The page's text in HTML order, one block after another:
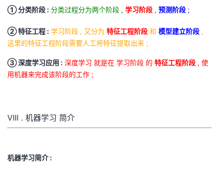
① 分类阶段 : 分类过程分为两个阶段 , 学习阶段 , 预测阶段 ;
② 特征工程 : 学习阶段 , 又分为 特征工程阶段 和 模型建立阶段 ,
这里的特征工程阶段需要人工将特征提取出来 ;
③ 深度学习应用 : 深度学习 就是在 学习阶段 的 特征工程阶段 , 使
用机器来完成该阶段的工作 ;
VIII . 机器学习 简介
机器学习简介 :